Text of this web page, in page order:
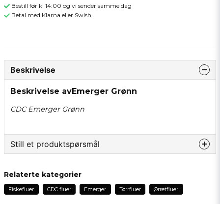
Bestill før kl 14:00 og vi sender samme dag
Betal med Klarna eller Swish
Beskrivelse
Beskrivelse avEmerger Grønn
CDC Emerger Grønn
Still et produktspørsmål
Spør oss om noe om dette produktet...
Relaterte kategorier
Fiskefluer CDC fluer Emerger Tørrfluer Ørretfluer